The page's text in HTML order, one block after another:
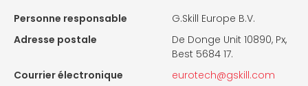
Personne responsable
G.Skill Europe B.V.
Adresse postale
De Donge Unit 10890, Px,
Best 5684 17.
Courrier électronique
eurotech@gskill.com